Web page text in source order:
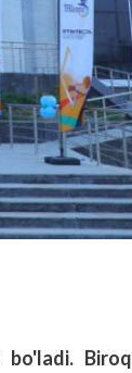
bo'ladi. Biroq